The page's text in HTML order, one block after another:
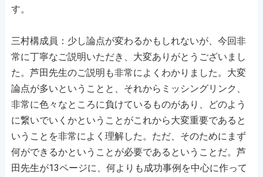
す。
三村構成員：少し論点が変わるかもしれないが、今回非
常に丁寧なご説明いただき、大変ありがとうございまし
た。芦田先生のご説明も非常によくわかりました。大変
論点が多いということと、それからミッシングリンク、
非常に色々なところに負けているものがあり、どのよう
に繋いでいくかということがこれから大変重要であると
いうことを非常によく理解した。ただ、そのためにまず
何ができるかということが必要であるということだ。芦
田先生が13ページに、何よりも成功事例を中心に作って